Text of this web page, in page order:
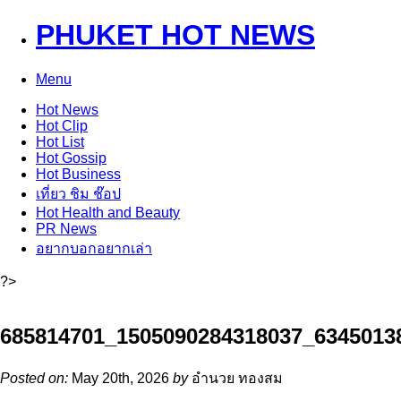
PHUKET HOT NEWS
Menu
HotNews
HotClip
HotList
HotGossip
HotBusiness
เที่ยว ชิม ช๊อป
HotHealth and Beauty
PR News
อยากบอกอยากเล่า
?>
Posted on: May 20th, 2026 byอำนวย ทองสม